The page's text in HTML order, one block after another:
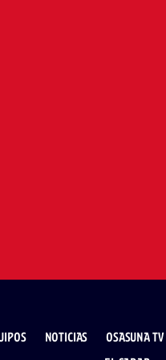
NOTICIAS OSASUNA TV